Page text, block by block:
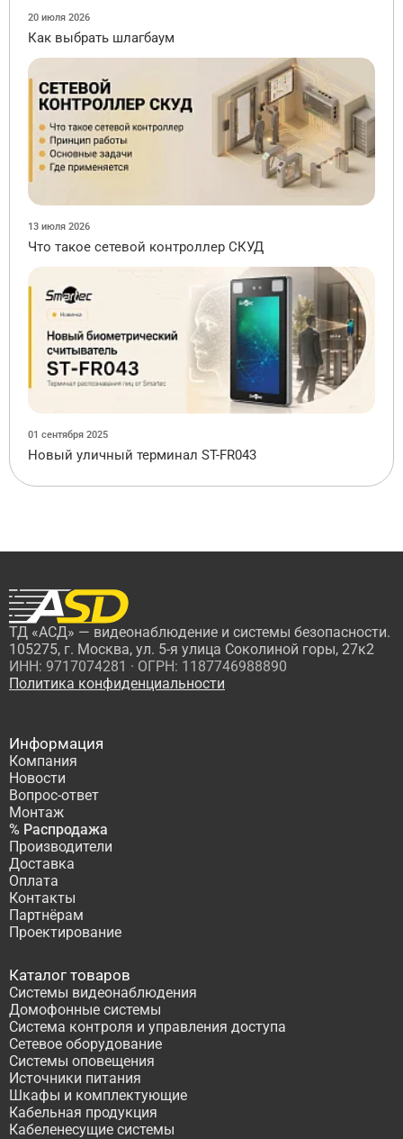
20 июля 2026
Как выбрать шлагбаум
13 июля 2026
Что такое сетевой контроллер СКУД
01 сентября 2025
Новый уличный терминал ST-FR043
ТД «АСД» — видеонаблюдение и системы безопасности.
105275, г. Москва, ул. 5-я улица Соколиной горы, 27к2
ИНН: 9717074281 · ОГРН: 1187746988890
Политика конфиденциальности
Информация
Компания
Новости
Вопрос-ответ
Монтаж
% Распродажа
Производители
Доставка
Оплата
Контакты
Партнёрам
Проектирование
Каталог товаров
Системы видеонаблюдения
Домофонные системы
Система контроля и управления доступа
Сетевое оборудование
Системы оповещения
Источники питания
Шкафы и комплектующие
Кабельная продукция
Кабеленесущие системы